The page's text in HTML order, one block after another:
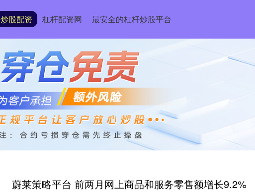
炒股配资 杠杆配资网 最安全的杠杆炒股平台
蔚莱策略平台 前两月网上商品和服务零售额增长9.2%